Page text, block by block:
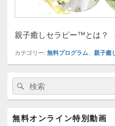
親子癒しセラピー™️とは？
カテゴリー:無料プログラム 親子癒
メ
ン
サ
ド
検
索:
検
索
無料オンライン特別動画